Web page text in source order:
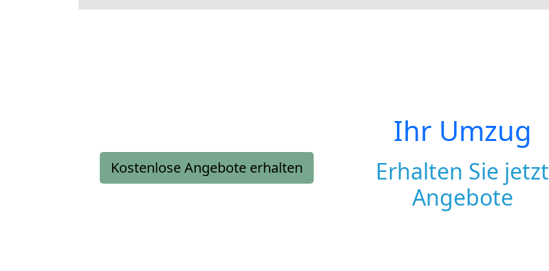
Kostenlose Angebote erhalten
Ihr Umzug
Erhalten Sie jetzt
Angebote